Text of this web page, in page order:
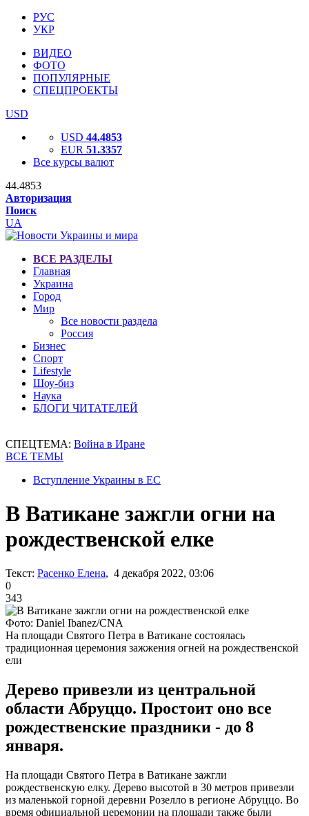
РУС
УКР
ВИДЕО
ФОТО
ПОПУЛЯРНЫЕ
СПЕЦПРОЕКТЫ
USD
USD 44.4853
EUR 51.3357
Все курсы валют
44.4853
Авторизация
Поиск
UA
ВСЕ РАЗДЕЛЫ
Главная
Украина
Город
Мир
Все новости раздела
Россия
Бизнес
Спорт
Lifestyle
Шоу-биз
Наука
БЛОГИ ЧИТАТЕЛЕЙ
СПЕЦТЕМА: Война в Иране
ВСЕ ТЕМЫ
Вступление Украины в ЕС
В Ватикане зажгли огни на
рождественской елке
Текст: Расенко Елена, 4 декабря 2022, 03:06
0
343
Фото: Daniel Ibanez/CNA
На площади Святого Петра в Ватикане состоялась
традиционная церемония зажжения огней на рождественской
ели
Дерево привезли из центральной
области Абруццо. Простоит оно все
рождественские праздники - до 8
января.
На площади Святого Петра в Ватикане зажгли
рождественскую елку. Дерево высотой в 30 метров привезли
из маленькой горной деревни Розелло в регионе Абруццо. Во
время официальной церемонии на площади также были